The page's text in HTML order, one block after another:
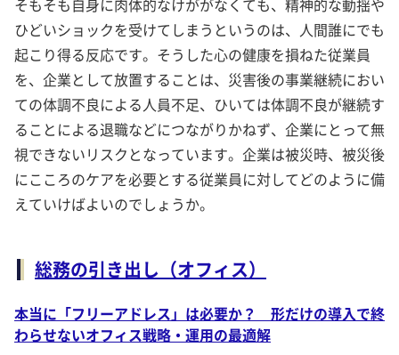
そもそも自身に肉体的なけががなくても、精神的な動揺や
ひどいショックを受けてしまうというのは、人間誰にでも
起こり得る反応です。そうした心の健康を損ねた従業員
を、企業として放置することは、災害後の事業継続におい
ての体調不良による人員不足、ひいては体調不良が継続す
ることによる退職などにつながりかねず、企業にとって無
視できないリスクとなっています。企業は被災時、被災後
にこころのケアを必要とする従業員に対してどのように備
えていけばよいのでしょうか。
総務の引き出し（オフィス）
本当に「フリーアドレス」は必要か？ 形だけの導入で終
わらせないオフィス戦略・運用の最適解